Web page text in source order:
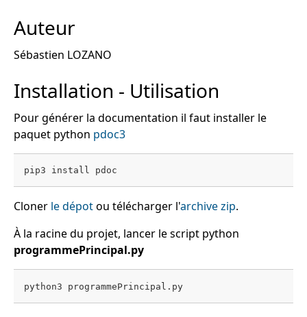
Auteur
Sébastien LOZANO
Installation - Utilisation
Pour générer la documentation il faut installer le
paquet python pdoc3
Cloner le dépotou télécharger l'archive zip.
À la racine du projet, lancer le script python
programmePrincipal.py